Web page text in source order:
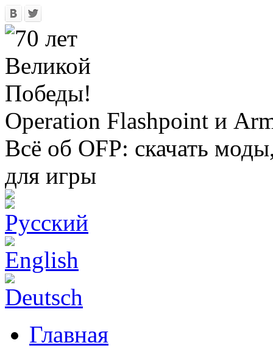
Operation Flashpoint и
Всё об OFP: скачать
для игры
Главная